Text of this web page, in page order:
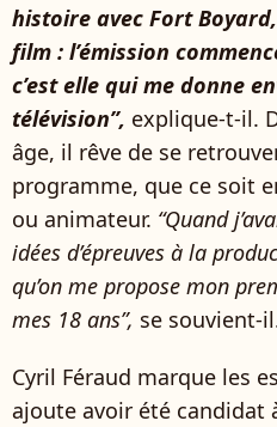
histoire avec Fort
film : l’émission
c’est elle qui me donne
télévision”, explique-t-il.
âge, il rêve de se
programme, que ce soit
ou animateur. “Quand
idées d’épreuves à la
qu’on me propose mon
mes 18 ans”, se souvient-
Cyril Féraud marque les
ajoute avoir été candidat